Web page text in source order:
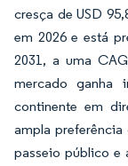
cresça de USD
em 2026 e está
2031, a uma
mercado ganha
continente em
ampla
passeio público e